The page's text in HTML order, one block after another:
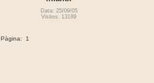
Data: 25/09/05
Visites: 13189
Pàgina: 1